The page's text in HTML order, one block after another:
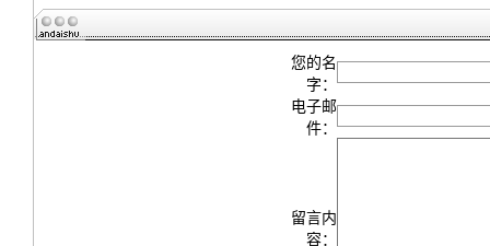
您的名
字：
电子邮
件：
留言内
容：